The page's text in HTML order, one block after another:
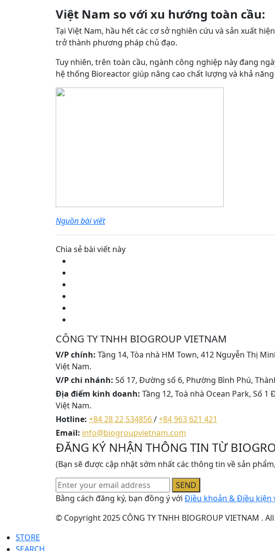
Việt Nam so với xu hướng toàn cầu:
Tại Việt Nam, hầu hết các cơ sở nghiên cứu và sản xuất
trở thành phương pháp chủ đạo.
Tuy nhiên, trên toàn cầu, ngành công nghiệp này đang
hệ thống Bioreactor giúp nâng cao chất lượng và khả
Nguồn bài viết
Chia sẻ bài viết này
CÔNG TY TNHH BIOGROUP VIETNAM
V/P chính: Tầng 14, Tòa nhà HM Town, 412 Nguyễn Thị
Việt Nam.
V/P chi nhánh: Số 17, Đường số 6, Phường Bình Phú,
Địa điểm kinh doanh: Tầng 12, Toà nhà Ocean Park, Số
Việt Nam.
Hotline: +84 28 22 534856/+84 963 621 421
Email: info@biogroupvietnam.com
ĐĂNG KÝ NHẬN THÔNG TIN TỪ
(Bạn sẽ được cập nhật sớm nhất các thông tin về sản
SEND
Bằng cách đăng ký, bạn đồng ý với Điều khoản & Điều kiện
© Copyright 2025 CÔNG TY TNHH BIOGROUP VIETNAM .
STORE